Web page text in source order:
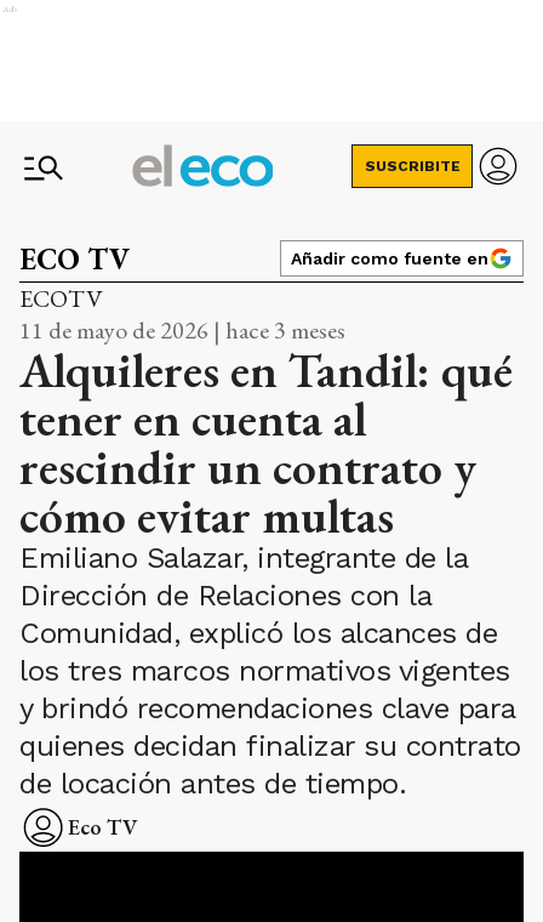
Ads
SUSCRIBITE
ECO TV Añadir como fuente en
ECOTV
11 de mayo de 2026 | hace 3 meses
Alquileres en Tandil: qué
tener en cuenta al
rescindir un contrato y
cómo evitar multas
Emiliano Salazar, integrante de la
Dirección de Relaciones con la
Comunidad, explicó los alcances de
los tres marcos normativos vigentes
y brindó recomendaciones clave para
quienes decidan finalizar su contrato
de locación antes de tiempo.
Eco TV